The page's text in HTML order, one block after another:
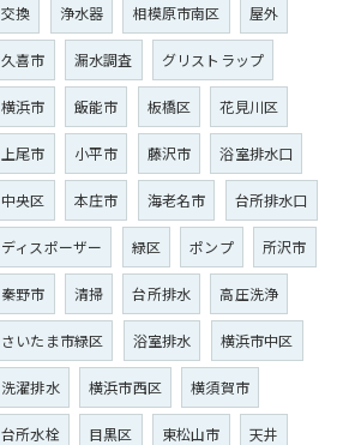
交換 浄水器 相模原市南区 屋外
久喜市 漏水調査 グリストラップ
横浜市 飯能市 板橋区 花見川区
上尾市 小平市 藤沢市 浴室排水口
中央区 本庄市 海老名市 台所排水口
ディスポーザー 緑区 ポンプ 所沢市
秦野市 清掃 台所排水 高圧洗浄
さいたま市緑区 浴室排水 横浜市中区
洗濯排水 横浜市西区 横須賀市
台所水栓 目黒区 東松山市 天井